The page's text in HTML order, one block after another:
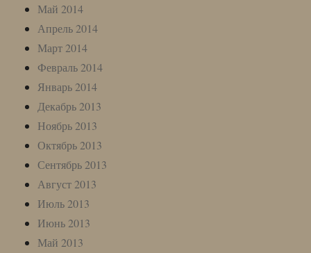
Май 2014
Апрель 2014
Март 2014
Февраль 2014
Январь 2014
Декабрь 2013
Ноябрь 2013
Октябрь 2013
Сентябрь 2013
Август 2013
Июль 2013
Июнь 2013
Май 2013